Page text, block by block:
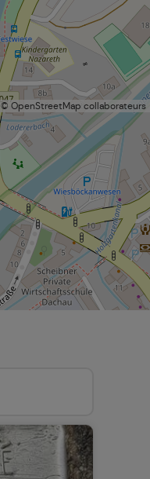
© OpenStreetMap collaborateurs